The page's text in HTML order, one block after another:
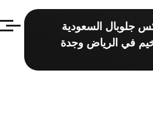
جلوبال السعودية
في الرياض وجدة